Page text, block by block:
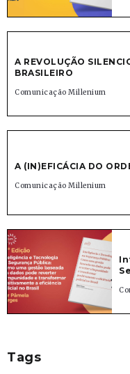
A REVOLUÇÃO
BRASILEIRO
Comunicação Millenium
A (IN)EFICÁCIA DO
Comunicação Millenium
Tags